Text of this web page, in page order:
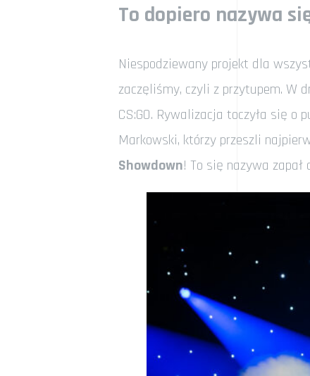
To dopiero nazywa
Niespodziewany projekt dla
zaczęliśmy, czyli z przytupem. W
CS:GO. Rywalizacja toczyła się o
Markowski, którzy przeszli
Showdown! To się nazywa zapał